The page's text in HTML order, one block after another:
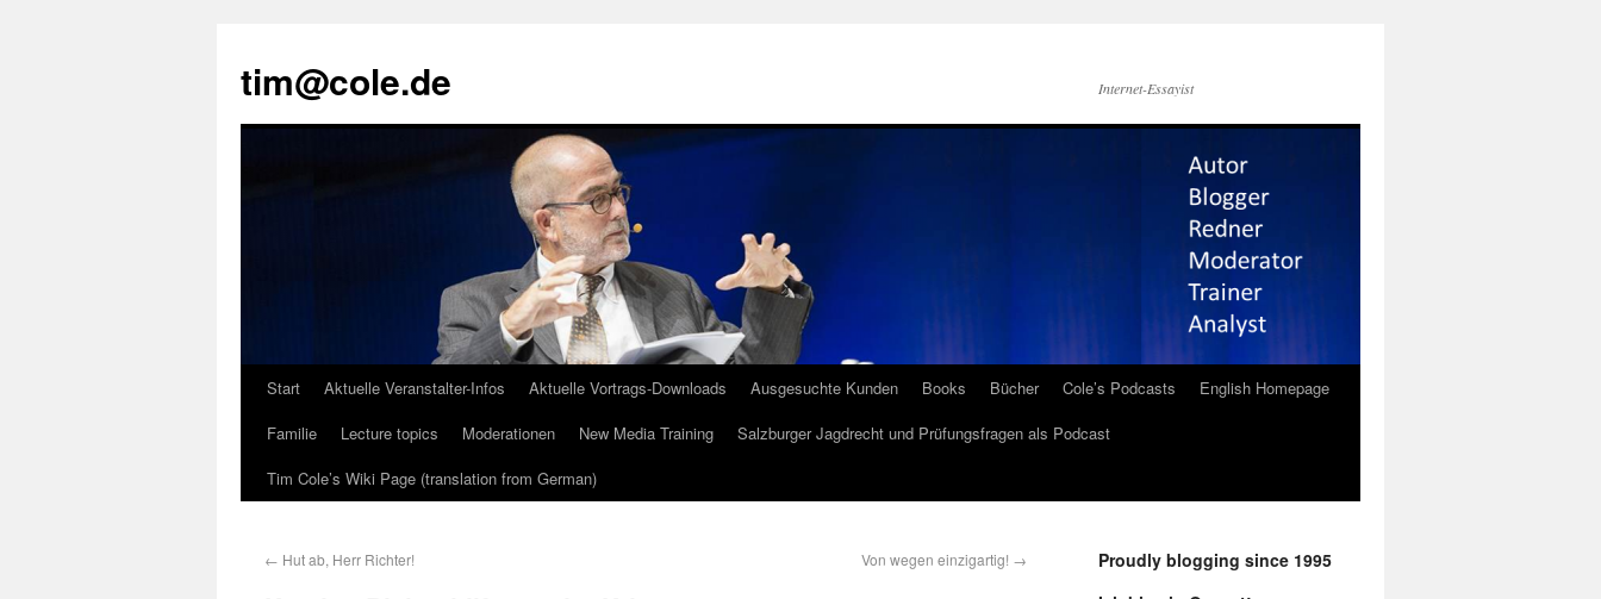
tim@cole.de Internet-Essayist
Start Aktuelle Veranstalter-Infos Aktuelle Vortrags-Downloads Ausgesuchte Kunden Books Bücher Cole’s Podcasts
English Homepage
Familie
Lecture topics Moderationen New Media Training
Salzburger Jagdrecht und Prüfungsfragen als Podcast
Tim Cole’s Wiki Page (translation from German)
← Hut ab, Herr Richter! Von wegen einzigartig! →
Proudly blogging since 1995